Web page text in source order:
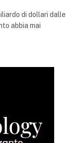
di dollari dalle
abbia mai